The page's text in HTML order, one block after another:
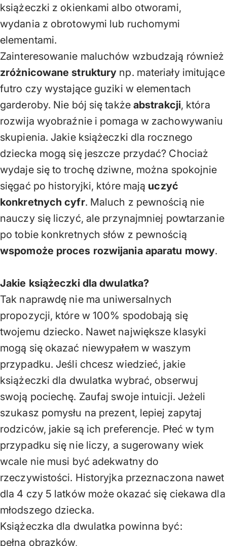
książeczki z okienkami albo otworami,
wydania z obrotowymi lub ruchomymi
elementami.
Zainteresowanie maluchów wzbudzają również
zróżnicowane struktury np. materiały imitujące
futro czy wystające guziki w elementach
garderoby. Nie bój się także abstrakcji, która
rozwija wyobraźnie i pomaga w zachowywaniu
skupienia. Jakie książeczki dla rocznego
dziecka mogą się jeszcze przydać? Chociaż
wydaje się to trochę dziwne, można spokojnie
sięgać po historyjki, które mają uczyć
konkretnych cyfr. Maluch z pewnością nie
nauczy się liczyć, ale przynajmniej powtarzanie
po tobie konkretnych słów z pewnością
wspomoże proces rozwijania aparatu mowy.
Jakie książeczki dla dwulatka?
Tak naprawdę nie ma uniwersalnych
propozycji, które w 100% spodobają się
twojemu dziecko. Nawet największe klasyki
mogą się okazać niewypałem w waszym
przypadku. Jeśli chcesz wiedzieć, jakie
książeczki dla dwulatka wybrać, obserwuj
swoją pociechę. Zaufaj swoje intuicji. Jeżeli
szukasz pomysłu na prezent, lepiej zapytaj
rodziców, jakie są ich preferencje. Płeć w tym
przypadku się nie liczy, a sugerowany wiek
wcale nie musi być adekwatny do
rzeczywistości. Historyjka przeznaczona nawet
dla 4 czy 5 latków może okazać się ciekawa dla
młodszego dziecka.
Książeczka dla dwulatka powinna być:
pełna obrazków,